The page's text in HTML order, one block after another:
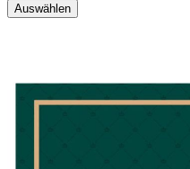
Auswählen